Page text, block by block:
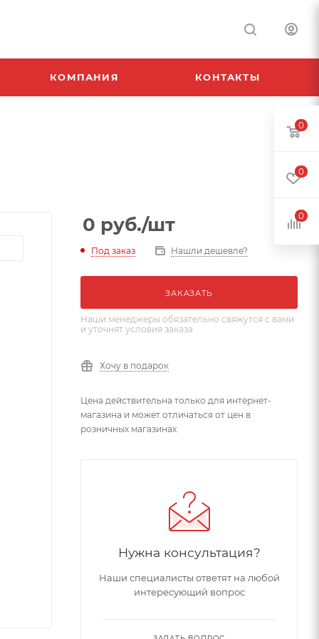
КОМПАНИЯ КОНТАКТЫ
0 руб./шт
Под заказ Нашли дешевле?
ЗАКАЗАТЬ
Наши менеджеры обязательно свяжутся с вами
и уточнят условия заказа
Хочу в подарок
Цена действительна только для интернет-
магазина и может отличаться от цен в
розничных магазинах
Нужна консультация?
Наши специалисты ответят на любой
интересующий вопрос
0
0
0